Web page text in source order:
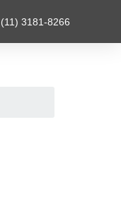
(11) 3181-8266